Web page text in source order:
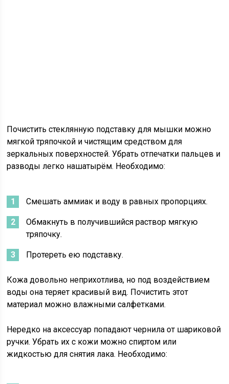
Почистить стеклянную подставку для мышки можно
мягкой тряпочкой и чистящим средством для
зеркальных поверхностей. Убрать отпечатки пальцев и
разводы легко нашатырём. Необходимо:
Смешать аммиак и воду в равных пропорциях.
Обмакнуть в получившийся раствор мягкую
тряпочку.
Протереть ею подставку.
Кожа довольно неприхотлива, но под воздействием
воды она теряет красивый вид. Почистить этот
материал можно влажными салфетками.
Нередко на аксессуар попадают чернила от шариковой
ручки. Убрать их с кожи можно спиртом или
жидкостью для снятия лака. Необходимо: